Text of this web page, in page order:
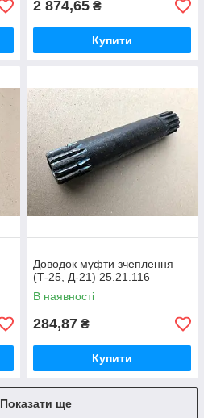
2 874,65 ₴
Купити
Доводок муфти зчеплення
(Т-25, Д-21) 25.21.116
В наявності
284,87 ₴
Купити
Показати ще